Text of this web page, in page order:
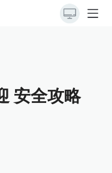
安全攻略